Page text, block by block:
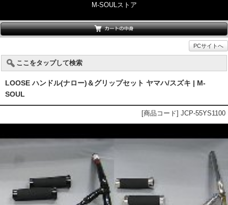
M-SOULストア
PCサイトへ
ここをタップして検索
LOOSE ハンドル(ナロー)＆グリップセット ヤマハ/スズキ | M-
SOUL
[商品コード] JCP-55YS1100